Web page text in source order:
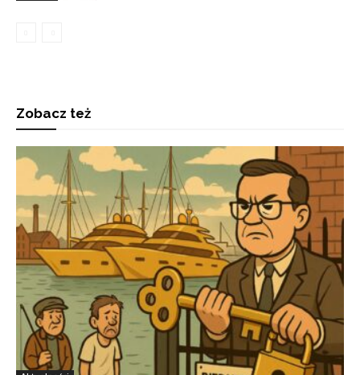
Zobacz też